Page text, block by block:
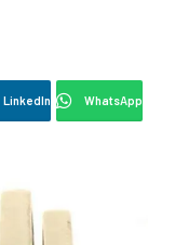
LinkedIn WhatsApp